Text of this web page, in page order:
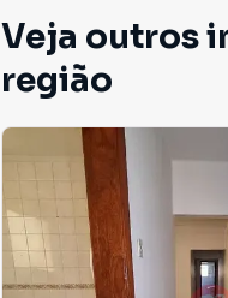
Veja outros
região